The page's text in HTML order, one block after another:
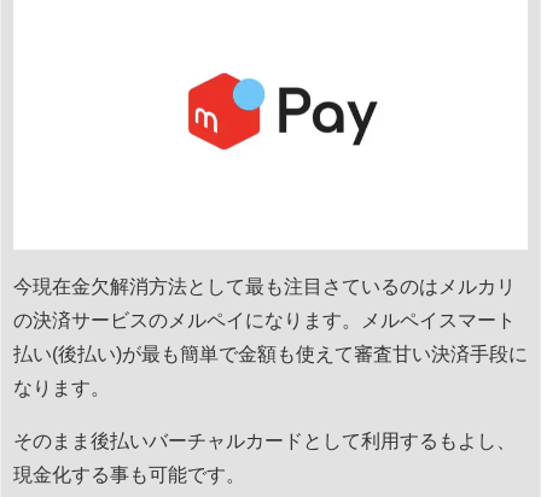
今現在金欠解消方法として最も注目さているのはメルカリ
の決済サービスのメルペイになります。メルペイスマート
払い(後払い)が最も簡単で金額も使えて審査甘い決済手段に
なります。
そのまま後払いバーチャルカードとして利用するもよし、
現金化する事も可能です。